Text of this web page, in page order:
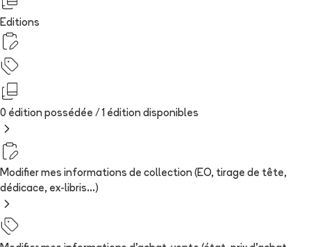
Editions
0 édition possédée / 1 édition disponibles
Modifier mes informations de collection (EO, tirage de tête,
dédicace, ex-libris...)